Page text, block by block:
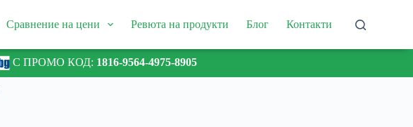
Сравнение на цени Ревюта на продукти Блог Контакти
С ПРОМО КОД: 1816-9564-4975-8905